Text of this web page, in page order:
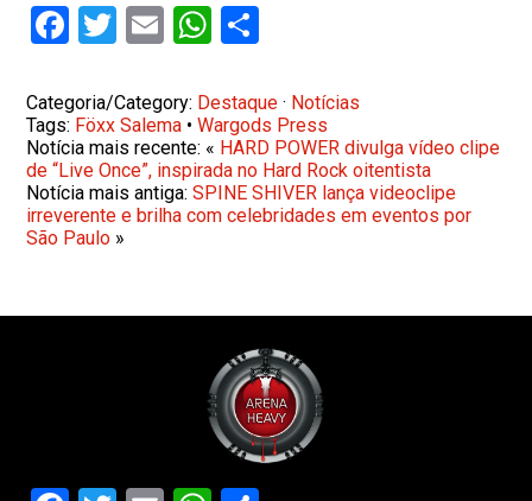
Facebook
Twitter
EmailWhatsApp
Categoria/Category: Destaque · Notícias
Tags: Föxx Salema •Wargods Press
Notícia mais recente: « HARD POWER divulga vídeo clipe
de “Live Once”, inspirada no Hard Rock oitentista
Notícia mais antiga:SPINE SHIVER lança videoclipe
irreverente e brilha com celebridades em eventos por
São Paulo »